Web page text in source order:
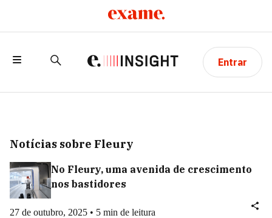
Entrar
Notícias sobre Fleury
No Fleury, uma avenida de crescimento
nos bastidores
27 de outubro, 2025 • 5 min de leitura